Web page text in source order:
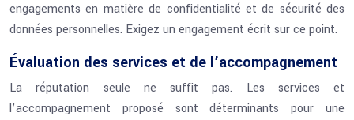
engagements en matière de confidentialité et de sécurité des
données personnelles. Exigez un engagement écrit sur ce point.
Évaluation des services et de l’accompagnement
La réputation seule ne suffit pas. Les services et
l’accompagnement proposé sont déterminants pour une